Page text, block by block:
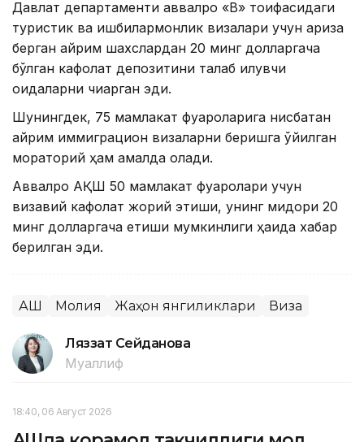
Давлат департаменти аввалроқ «B» тоифасидаги
туристик ва ишбилармонлик визалари учун ариза
берган айрим шахслардан 20 минг долларгача
бўлган кафолат депозитини талаб қилувчи
қоидаларни чиқарган эди.
Шунингдек, 75 мамлакат фуқароларига нисбатан
айрим иммиграцион визаларни беришга қўйилган
мораторий ҳам амалда қолади.
Аввалроқ АҚШ 50 мамлакат фуқаролари учун
визавий кафолат жорий этиши, унинг миқдори 20
минг долларгача етиши мумкинлиги ҳақида хабар
берилган эди.
АҚШ Молия Жаҳон янгиликлари Виза
Ляззат Сейданова
Муаллиф
18:40, 06 Август 2026